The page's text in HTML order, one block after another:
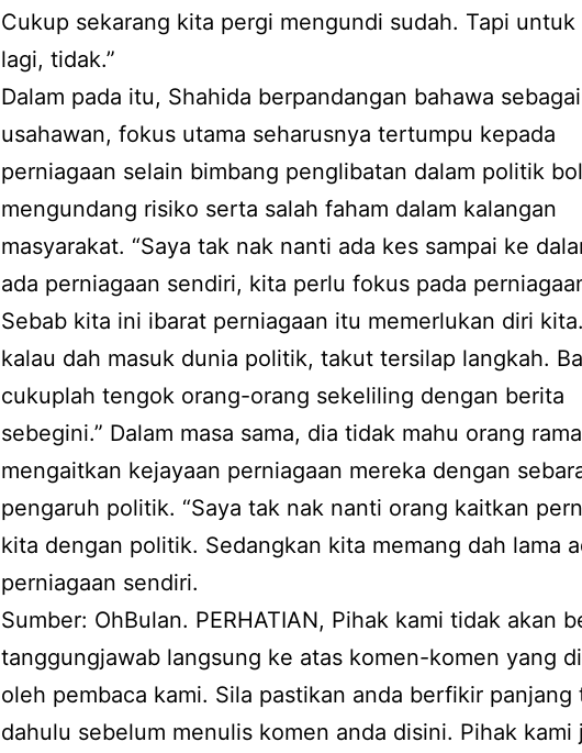
Cukup sekarang kita pergi mengundi sudah. Tapi untuk
lagi, tidak.”
Dalam pada itu, Shahida berpandangan bahawa sebagai
usahawan, fokus utama seharusnya tertumpu kepada
perniagaan selain bimbang penglibatan dalam politik
mengundang risiko serta salah faham dalam kalangan
masyarakat. “Saya tak nak nanti ada kes sampai ke
ada perniagaan sendiri, kita perlu fokus pada
Sebab kita ini ibarat perniagaan itu memerlukan diri
kalau dah masuk dunia politik, takut tersilap langkah.
cukuplah tengok orang-orang sekeliling dengan berita
sebegini.” Dalam masa sama, dia tidak mahu orang
mengaitkan kejayaan perniagaan mereka dengan
pengaruh politik. “Saya tak nak nanti orang kaitkan
kita dengan politik. Sedangkan kita memang dah lama
perniagaan sendiri.
Sumber: OhBulan. PERHATIAN, Pihak kami tidak akan
tanggungjawab langsung ke atas komen-komen yang
oleh pembaca kami. Sila pastikan anda berfikir panjang
dahulu sebelum menulis komen anda disini. Pihak kami